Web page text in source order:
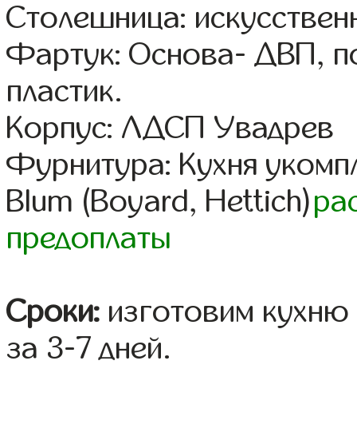
Столешница:
Фартук: Основа- ДВП,
пластик.
Корпус: ЛДСП Увадрев
Фурнитура: Кухня
Blum (Boyard, Hettich)
предоплаты
Сроки: изготовим
за 3-7 дней.